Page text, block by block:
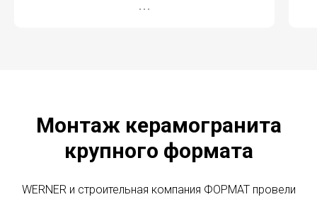
использовано в течение 25 минут
готов к применению.
Монтаж керамогранита
крупного формата
WERNER и строительная компания ФОРМАТ провели